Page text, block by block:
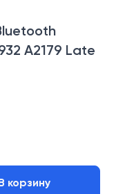
A2179 Late
корзину